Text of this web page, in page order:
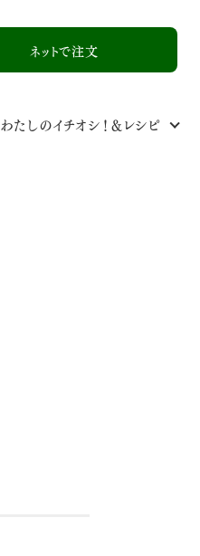
ネットで注文
わたしのイチオシ！＆レシピ